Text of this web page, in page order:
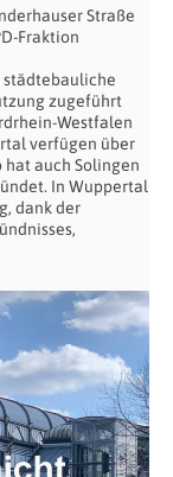
Straße
Fraktion
zugeführt
Westfalen
verfügen über
hat auch Solingen
In Wuppertal
dank der